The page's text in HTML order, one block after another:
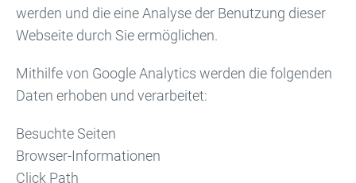
werden und die eine Analyse der Benutzung dieser
Webseite durch Sie ermöglichen.
Mithilfe von Google Analytics werden die folgenden
Daten erhoben und verarbeitet:
Besuchte Seiten
Browser-Informationen
Click Path